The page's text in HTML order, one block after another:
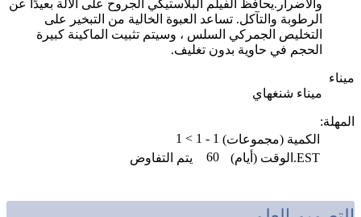
والأضرار.يحافظ الفيلم البلاستيكي الجروح على الآلة بعيدًا عن
الرطوبة والتآكل. تساعد العبوة الخالية من التبخير على
التخليص الجمركي السلس ، وسيتم تثبيت الماكينة كبيرة
الحجم في حاوية بدون تغليف.
ميناء
ميناء شنغهاي
المهلة:
الكمية (مجموعات) 1 - 1
> 1
EST.الوقت (أيام)
60 يتم التفاوض